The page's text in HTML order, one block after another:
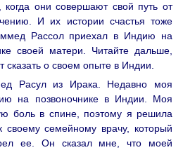
они совершают свой путь от
И их истории счастья тоже
Рассол приехал в Индию на
своей матери. Читайте дальше,
сказать о своем опыте в Индии.
Расул из Ирака. Недавно моя
на позвоночнике в Индии. Моя
боль в спине, поэтому я решила
своему семейному врачу, который
ее. Он сказал мне, что моей